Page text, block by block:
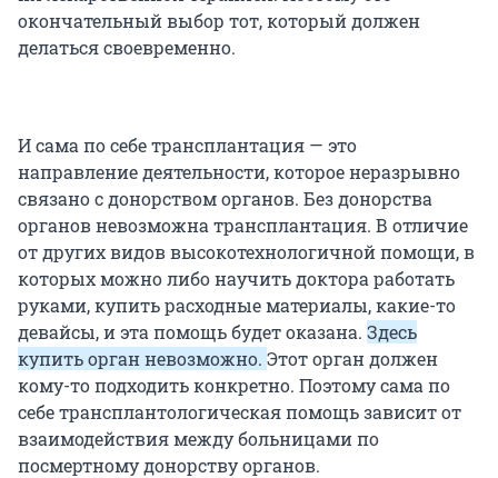
окончательный выбор тот, который должен
делаться своевременно.
И сама по себе трансплантация — это
направление деятельности, которое неразрывно
связано с донорством органов. Без донорства
органов невозможна трансплантация. В отличие
от других видов высокотехнологичной помощи, в
которых можно либо научить доктора работать
руками, купить расходные материалы, какие-то
девайсы, и эта помощь будет оказана. Здесь
купить орган невозможно. Этот орган должен
кому-то подходить конкретно. Поэтому сама по
себе трансплантологическая помощь зависит от
взаимодействия между больницами по
посмертному донорству органов.